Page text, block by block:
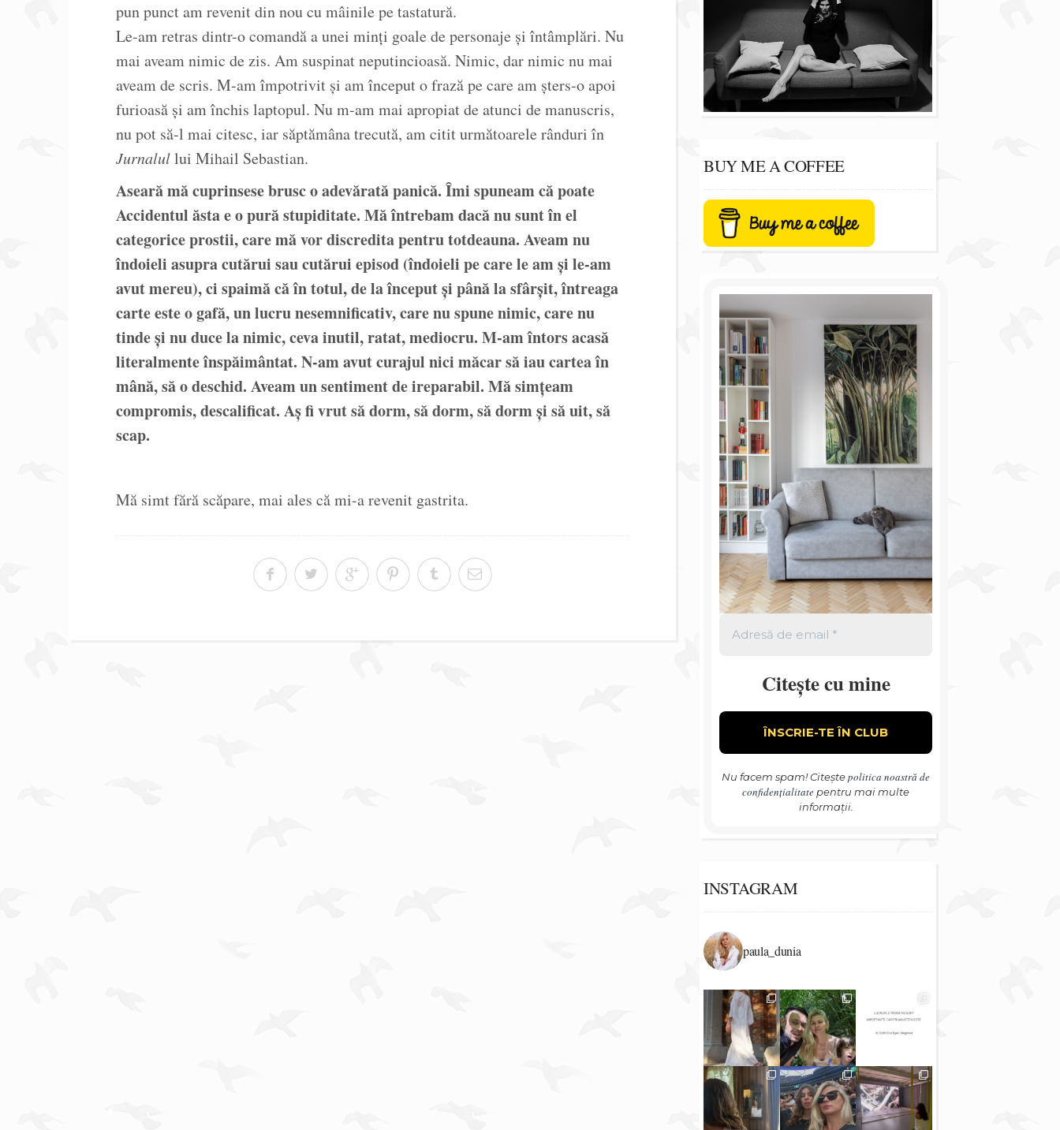
pun punct am revenit din nou cu mâinile pe tastatură.
Le-am retras dintr-o comandă a unei minți goale de personaje și întâmplări. Nu
mai aveam nimic de zis. Am suspinat neputincioasă. Nimic, dar nimic nu mai
aveam de scris. M-am împotrivit și am început o frază pe care am șters-o apoi
furioasă și am închis laptopul. Nu m-am mai apropiat de atunci de manuscris,
nu pot să-l mai citesc, iar săptămâna trecută, am citit următoarele rânduri în
Jurnalullui Mihail Sebastian.
Aseară mă cuprinsese brusc o adevărată panică. Îmi spuneam că poate
Accidentul ăsta e o pură stupiditate. Mă întrebam dacă nu sunt în el
categorice prostii, care mă vor discredita pentru totdeauna. Aveam nu
îndoieli asupra cutărui sau cutărui episod (îndoieli pe care le am și le-am
avut mereu), ci spaimă că în totul, de la început și până la sfârșit, întreaga
carte este o gafă, un lucru nesemnificativ, care nu spune nimic, care nu
tinde și nu duce la nimic, ceva inutil, ratat, mediocru. M-am întors acasă
literalmente înspăimântat. N-am avut curajul nici măcar să iau cartea în
mână, să o deschid. Aveam un sentiment de ireparabil. Mă simțeam
compromis, descalificat. Aș fi vrut să dorm, să dorm, să dorm și să uit, să
scap.
Mă simt fără scăpare, mai ales că mi-a revenit gastrita.
BUY ME A COFFEE
Citește cu mine
Nu facem spam! Citeștepolitica noastră de
confidențialitate pentru mai multe
informații.
INSTAGRAM
paula_dunia